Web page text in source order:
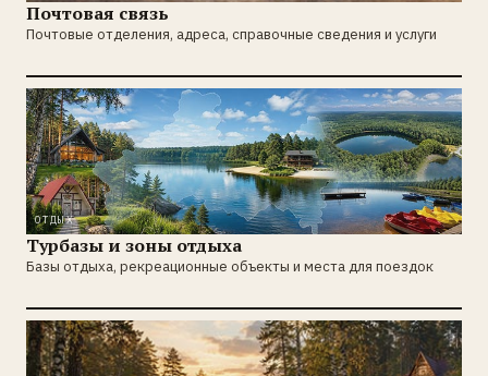
Почтовая связь
Почтовые отделения, адреса, справочные сведения и услуги
ОТДЫХ
Турбазы и зоны отдыха
Базы отдыха, рекреационные объекты и места для поездок